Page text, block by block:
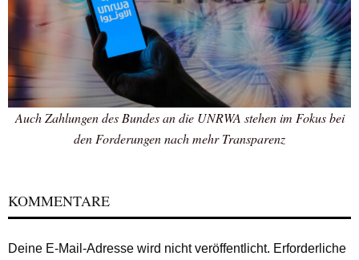
Auch Zahlungen des Bundes an die UNRWA stehen im Fokus bei
den Forderungen nach mehr Transparenz
KOMMENTARE
Deine E-Mail-Adresse wird nicht veröffentlicht. Erforderliche